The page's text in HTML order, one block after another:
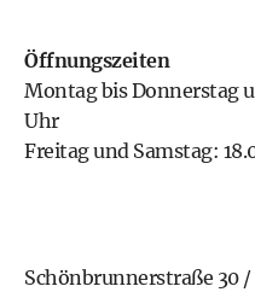
Öffnungszeiten
Montag bis Donnerstag
Uhr
Freitag und Samstag:
Schönbrunnerstraße 30 /